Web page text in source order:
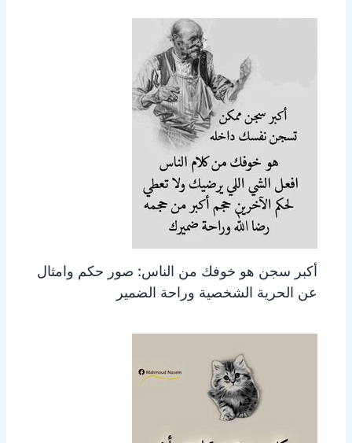
أكبر سجن هو خوفك من الناس: صور حكم وامثال
عن الحرية الشخصية وراحة الضمير